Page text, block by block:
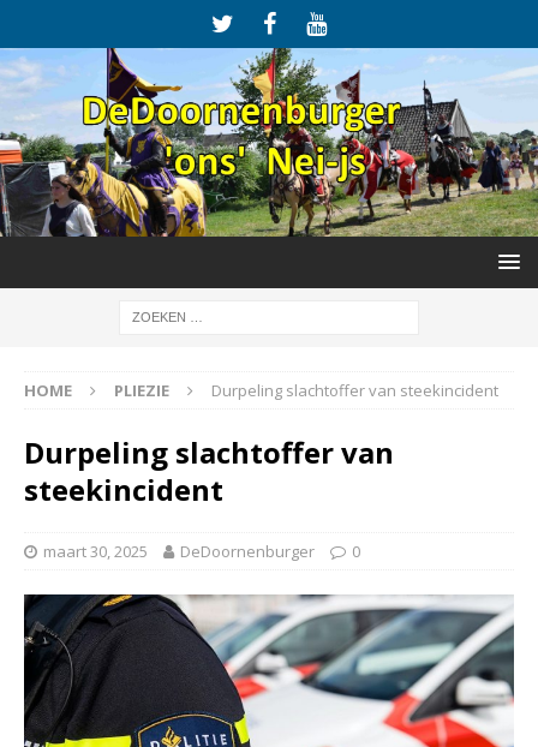
HOME PLIEZIE Durpeling slachtoffer van steekincident
Durpeling slachtoffer van
steekincident
maart 30, 2025 DeDoornenburger 0